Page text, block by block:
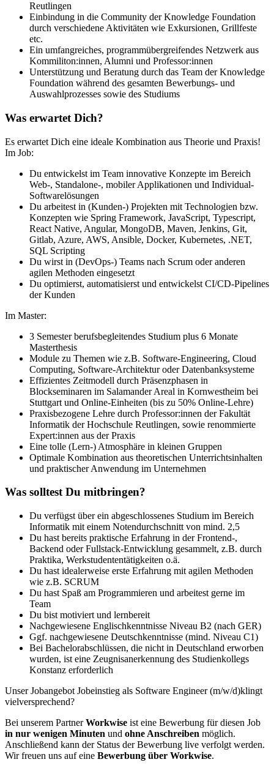
Reutlingen
Einbindung in die Community der Knowledge Foundation
durch verschiedene Aktivitäten wie Exkursionen, Grillfeste
etc.
Ein umfangreiches, programmübergreifendes Netzwerk aus
Kommiliton:innen, Alumni und Professor:innen
Unterstützung und Beratung durch das Team der Knowledge
Foundation während des gesamten Bewerbungs- und
Auswahlprozesses sowie des Studiums
Was erwartet Dich?
Es erwartet Dich eine ideale Kombination aus Theorie und Praxis!
Im Job:
Du entwickelst im Team innovative Konzepte im Bereich
Web-, Standalone-, mobiler Applikationen und Individual-
Softwarelösungen
Du arbeitest in (Kunden-) Projekten mit Technologien bzw.
Konzepten wie Spring Framework, JavaScript, Typescript,
React Native, Angular, MongoDB, Maven, Jenkins, Git,
Gitlab, Azure, AWS, Ansible, Docker, Kubernetes, .NET,
SQL Scripting
Du wirst in (DevOps-) Teams nach Scrum oder anderen
agilen Methoden eingesetzt
Du optimierst, automatisierst und entwickelst CI/CD-Pipelines
der Kunden
Im Master:
3 Semester berufsbegleitendes Studium plus 6 Monate
Masterthesis
Module zu Themen wie z.B. Software-Engineering, Cloud
Computing, Software-Architektur oder Datenbanksysteme
Effizientes Zeitmodell durch Präsenzphasen in
Blockseminaren im Salamander Areal in Kornwestheim bei
Stuttgart und Online-Einheiten (bis zu 50% Online-Lehre)
Praxisbezogene Lehre durch Professor:innen der Fakultät
Informatik der Hochschule Reutlingen, sowie renommierte
Expert:innen aus der Praxis
Eine tolle (Lern-) Atmosphäre in kleinen Gruppen
Optimale Kombination aus theoretischen Unterrichtsinhalten
und praktischer Anwendung im Unternehmen
Was solltest Du mitbringen?
Du verfügst über ein abgeschlossenes Studium im Bereich
Informatik mit einem Notendurchschnitt von mind. 2,5
Du hast bereits praktische Erfahrung in der Frontend-,
Backend oder Fullstack-Entwicklung gesammelt, z.B. durch
Praktika, Werkstudententätigkeiten o.ä.
Du hast idealerweise erste Erfahrung mit agilen Methoden
wie z.B. SCRUM
Du hast Spaß am Programmieren und arbeitest gerne im
Team
Du bist motiviert und lernbereit
Nachgewiesene Englischkenntnisse Niveau B2 (nach GER)
Ggf. nachgewiesene Deutschkenntnisse (mind. Niveau C1)
Bei Bachelorabschlüssen, die nicht in Deutschland erworben
wurden, ist eine Zeugnisanerkennung des Studienkollegs
Konstanz erforderlich
Unser Jobangebot Jobeinstieg als Software Engineer (m/w/d)klingt
vielversprechend?
Bei unserem PartnerWorkwise ist eine Bewerbung für diesen Job
in nur wenigen Minuten und ohne Anschreiben möglich.
Anschließend kann der Status der Bewerbung live verfolgt werden.
Wir freuen uns auf eine Bewerbung über Workwise.